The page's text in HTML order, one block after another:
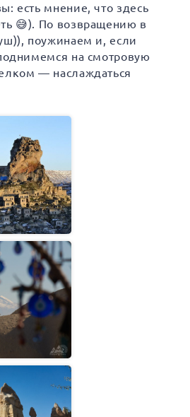
есть мнение, что здесь
😅). По возвращению в
поужинаем и, если
на смотровую
— наслаждаться